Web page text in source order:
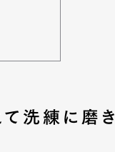
て洗練に磨き